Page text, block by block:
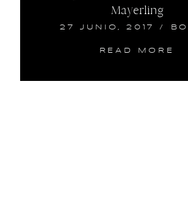
Mayerling
27 JUNIO, 2017 /
READ MORE